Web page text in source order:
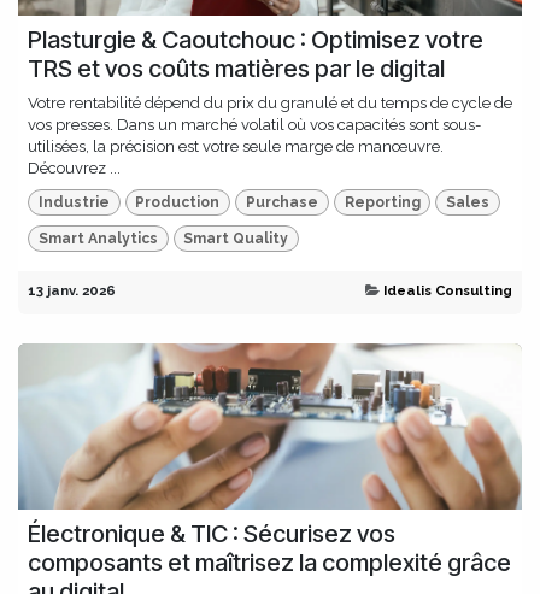
Plasturgie & Caoutchouc : Optimisez votre
TRS et vos coûts matières par le digital
Votre rentabilité dépend du prix du granulé et du temps de cycle de
vos presses. Dans un marché volatil où vos capacités sont sous-
utilisées, la précision est votre seule marge de manœuvre.
Découvrez ...
Industrie Production Purchase Reporting Sales
Smart Analytics Smart Quality
13 janv. 2026 Idealis Consulting
Électronique & TIC : Sécurisez vos
composants et maîtrisez la complexité grâce